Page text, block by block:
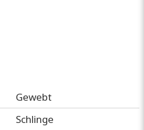
Gewebt
Schlinge